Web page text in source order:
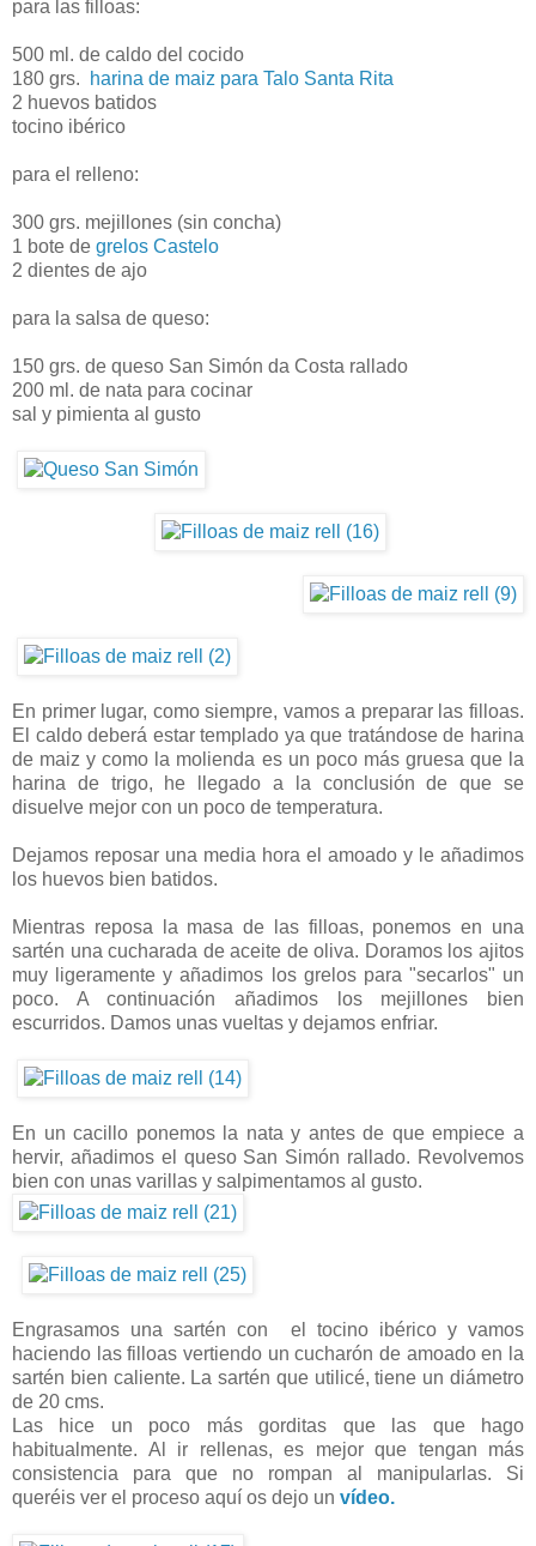
para las filloas:
500 ml. de caldo del cocido
180 grs.
harina de maiz para Talo Santa Rita
2 huevos batidos
tocino ibérico
para el relleno:
300 grs. mejillones (sin concha)
1 bote de grelos Castelo
2 dientes de ajo
para la salsa de queso:
150 grs. de queso San Simón da Costa rallado
200 ml. de nata para cocinar
sal y pimienta al gusto
En primer lugar, como siempre, vamos a preparar las filloas.
El caldo deberá estar templado ya que tratándose de harina
de maiz y como la molienda es un poco más gruesa que la
harina de trigo, he llegado a la conclusión de que se
disuelve mejor con un poco de temperatura.
Dejamos reposar una media hora el amoado y le añadimos
los huevos bien batidos.
Mientras reposa la masa de las filloas, ponemos en una
sartén una cucharada de aceite de oliva. Doramos los ajitos
muy ligeramente y añadimos los grelos para "secarlos" un
poco. A continuación añadimos los mejillones bien
escurridos. Damos unas vueltas y dejamos enfriar.
En un cacillo ponemos la nata y antes de que empiece a
hervir, añadimos el queso San Simón rallado. Revolvemos
bien con unas varillas y salpimentamos al gusto.
Engrasamos una sartén con el tocino ibérico y vamos
haciendo las filloas vertiendo un cucharón de amoado en la
sartén bien caliente. La sartén que utilicé, tiene un diámetro
de 20 cms.
Las hice un poco más gorditas que las que hago
habitualmente. Al ir rellenas, es mejor que tengan más
consistencia para que no rompan al manipularlas. Si
queréis ver el proceso aquí os dejo un vídeo.